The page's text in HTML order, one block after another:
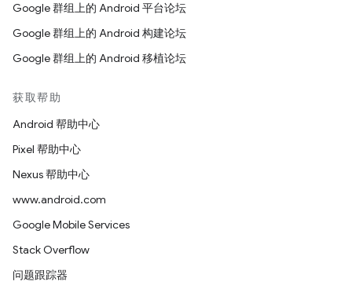
Google 群组上的 Android 平台论坛
Google 群组上的 Android 构建论坛
Google 群组上的 Android 移植论坛
获取帮助
Android 帮助中心
Pixel 帮助中心
Nexus 帮助中心
www.android.com
Google Mobile Services
Stack Overflow
问题跟踪器